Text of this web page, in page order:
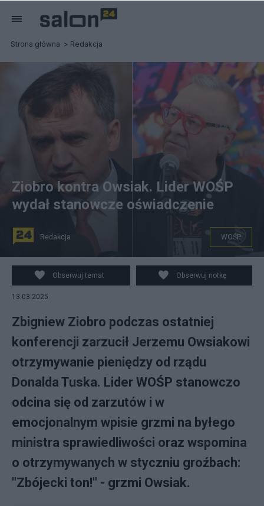
Strona główna Redakcja
Ziobro kontra Owsiak. Lider WOŚP
wydał stanowcze oświadczenie
Redakcja WOŚP
Obserwuj temat Obserwuj notkę
13.03.2025
Zbigniew Ziobro podczas ostatniej
konferencji zarzucił Jerzemu Owsiakowi
otrzymywanie pieniędzy od rządu
Donalda Tuska. Lider WOŚP stanowczo
odcina się od zarzutów i w
emocjonalnym wpisie grzmi na byłego
ministra sprawiedliwości oraz wspomina
o otrzymywanych w styczniu groźbach:
"Zbójecki ton!" - grzmi Owsiak.